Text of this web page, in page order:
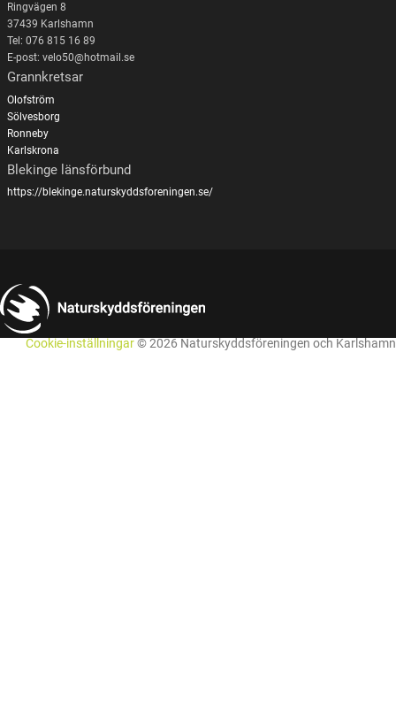
Ringvägen 8
37439 Karlshamn
Tel: 076 815 16 89
E-post: velo50@hotmail.se
Grannkretsar
Olofström
Sölvesborg
Ronneby
Karlskrona
Blekinge länsförbund
https://blekinge.naturskyddsforeningen.se/
Cookie-inställningar© 2026 Naturskyddsföreningen och Karlshamn